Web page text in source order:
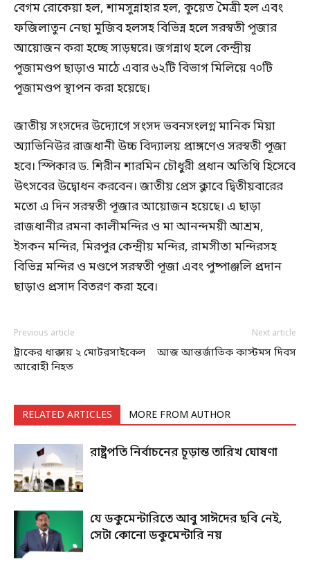
বেগম রোকেয়া হল, শামসুন্নাহার হল, কুয়েত মৈত্রী হল এবং
ফজিলাতুন নেছা মুজিব হলসহ বিভিন্ন হলে সরস্বতী পূজার
আয়োজন করা হচ্ছে সাড়ম্বরে। জগন্নাথ হলে কেন্দ্রীয়
পূজামণ্ডপ ছাড়াও মাঠে এবার ৬২টি বিভাগ মিলিয়ে ৭০টি
পূজামণ্ডপ স্থাপন করা হয়েছে।
জাতীয় সংসদের উদ্যোগে সংসদ ভবনসংলগ্ন মানিক মিয়া
অ্যাভিনিউর রাজধানী উচ্চ বিদ্যালয় প্রাঙ্গণেও সরস্বতী পূজা
হবে। স্পিকার ড. শিরীন শারমিন চৌধুরী প্রধান অতিথি হিসেবে
উৎসবের উদ্বোধন করবেন। জাতীয় প্রেস ক্লাবে দ্বিতীয়বারের
মতো এ দিন সরস্বতী পূজার আয়োজন হয়েছে। এ ছাড়া
রাজধানীর রমনা কালীমন্দির ও মা আনন্দময়ী আশ্রম,
ইসকন মন্দির, মিরপুর কেন্দ্রীয় মন্দির, রামসীতা মন্দিরসহ
বিভিন্ন মন্দির ও মণ্ডপে সরস্বতী পূজা এবং পুষ্পাঞ্জলি প্রদান
ছাড়াও প্রসাদ বিতরণ করা হবে।
Previous article
ট্রাকের ধাক্কায় ২ মোটরসাইকেল
আরোহী নিহত
Next article
আজ আন্তর্জাতিক কাস্টমস দিবস
RELATED ARTICLES MORE FROM AUTHOR
রাষ্ট্রপতি নির্বাচনের চূড়ান্ত তারিখ ঘোষণা
যে ডকুমেন্টারিতে আবু সাঈদের ছবি নেই,
সেটা কোনো ডকুমেন্টারি নয়